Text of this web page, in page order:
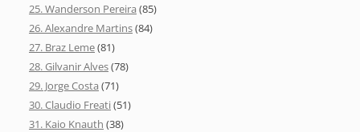
25. Wanderson Pereira (85)
26. Alexandre Martins(84)
27. Braz Leme(81)
28. Gilvanir Alves(78)
29. Jorge Costa (71)
30. Claudio Freati(51)
31. Kaio Knauth (38)